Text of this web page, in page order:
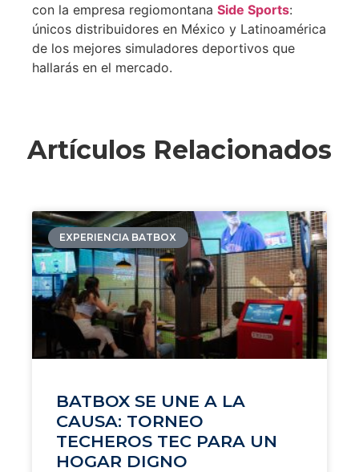
con la empresa regiomontana Side Sports:
únicos distribuidores en México y Latinoamérica
de los mejores simuladores deportivos que
hallarás en el mercado.
Artículos Relacionados
EXPERIENCIA BATBOX
BATBOX SE UNE A LA
CAUSA: TORNEO
TECHEROS TEC PARA UN
HOGAR DIGNO